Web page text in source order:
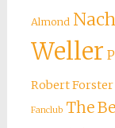
Almond
Weller
Robert Forster
Fanclub The